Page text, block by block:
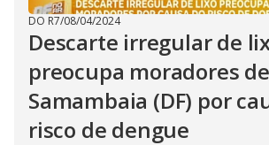
DO R7/08/04/2024
Descarte irregular de
preocupa moradores de
Samambaia (DF) por
risco de dengue